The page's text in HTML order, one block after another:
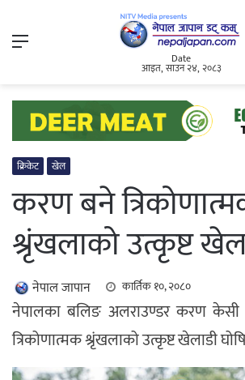
Menu
Date
आइत, साउन २४, २०८३
क्रिकेट खेल
करण बने
श्रृंखलाको उत्कृष्ट
नेपाल जापान कार्तिक १०, २०८०
नेपालका बलिङ अलराउण्डर करण केसी
त्रिकोणात्मक श्रृंखलाको उत्कृष्ट खेलाडी